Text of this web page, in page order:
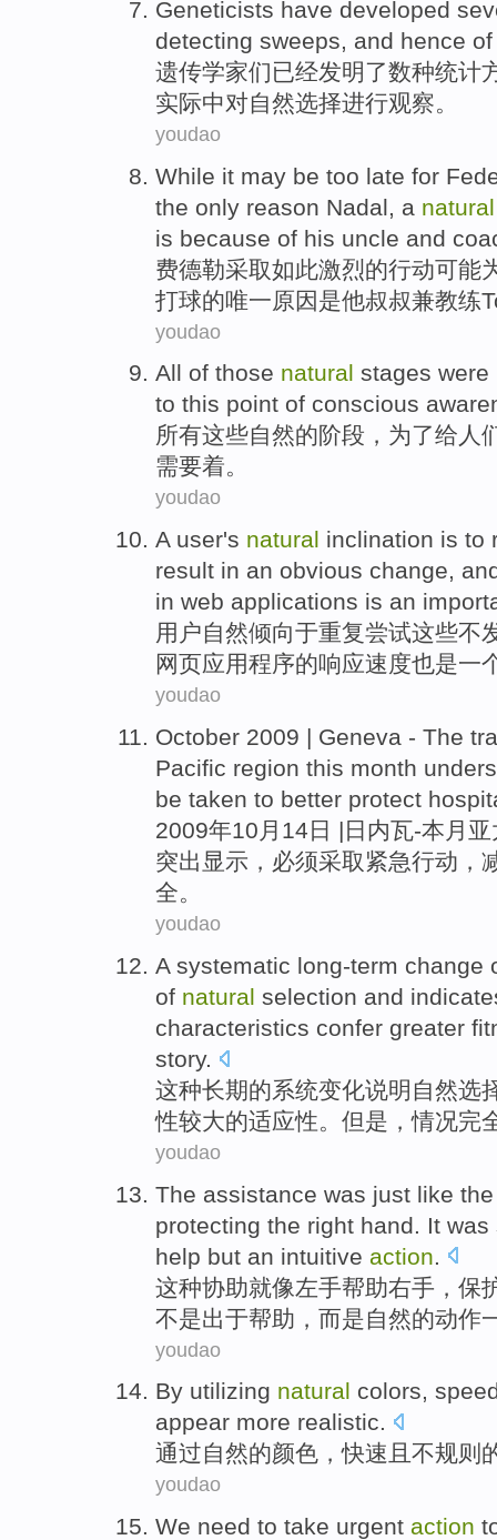
Geneticists have developed
detecting sweeps, and hence of
遗传学家们已经发明了数种统计
实际中对自然选择进行观察。
youdao
While it may be too late for
the only reason Nadal , a natural
is because of his uncle and
费德勒采取如此激烈的行动可能
打球的唯一原因是他叔叔兼教练
youdao
All of those natural stages were
to this point of conscious
所有这些自然的阶段 ， 为了给 人
需要着。
youdao
A user's natural inclination is to
result in an obvious change,
in web applications is an
用户自然倾向于重复尝试这些不
网页应用程序的响应速度也是一
youdao
October 2009 | Geneva - The
Pacific region this month
be taken to better protect
2009年10月 14日 | 日内瓦-本月 亚
突出 显示， 必须采取 紧急行动 ，
全。
youdao
A systematic long-term change
of natural selection and
characteristics confer greater
story.
这种长期的系统变化说明 自然选
性较大的适应性。 但是 ，情况完
youdao
The assistance was just like
protecting the right hand . It was
help but an intuitive action
这种协助就像左手帮助右手 ， 保
不是出于帮助 ， 而是自然的动作
youdao
By utilizing natural colors,
appear more realistic.
通过自然的颜色 ，快速 且 不规则
youdao
We need to take urgent action